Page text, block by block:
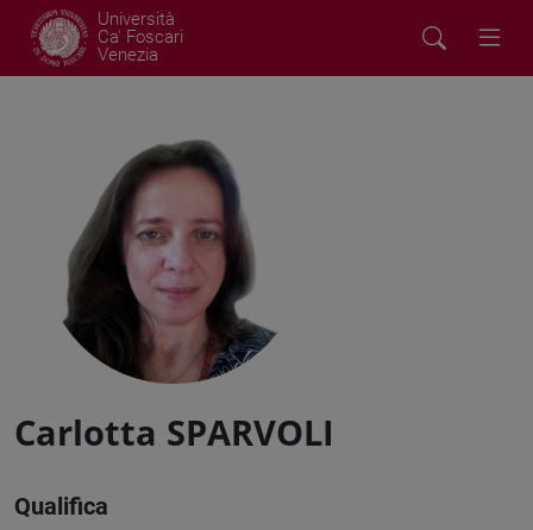
Università
Ca' Foscari
Venezia
Carlotta SPARVOLI
Qualifica